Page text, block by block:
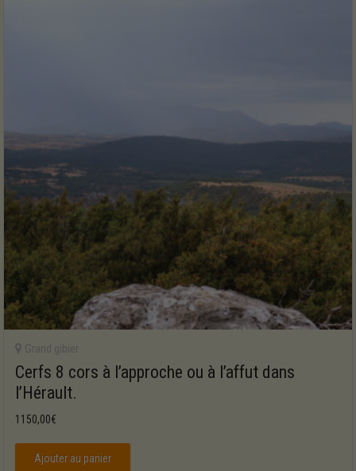
Grand gibier
Cerfs 8 cors à l’approche ou à l’affut dans
l’Hérault.
1150,00€
Ajouter au panier